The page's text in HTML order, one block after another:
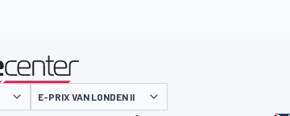
gepresenteerd door
E-PRIX VAN LONDEN II